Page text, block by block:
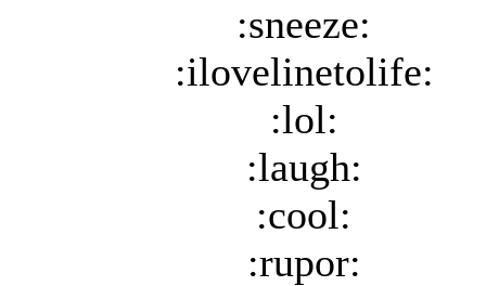
:sneeze:
:ilovelinetolife:
:lol:
:laugh:
:cool:
:rupor: